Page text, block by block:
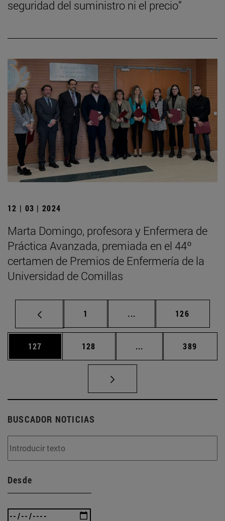
seguridad del suministro ni el precio”
12 | 03 | 2024
Marta Domingo, profesora y Enfermera de
Práctica Avanzada, premiada en el 44º
certamen de Premios de Enfermería de la
Universidad de Comillas
Página
1 ... Páginas intermedias
Página
126
Página
127 Página
128 ... Páginas intermedias
Página
389
BUSCADOR NOTICIAS
Desde